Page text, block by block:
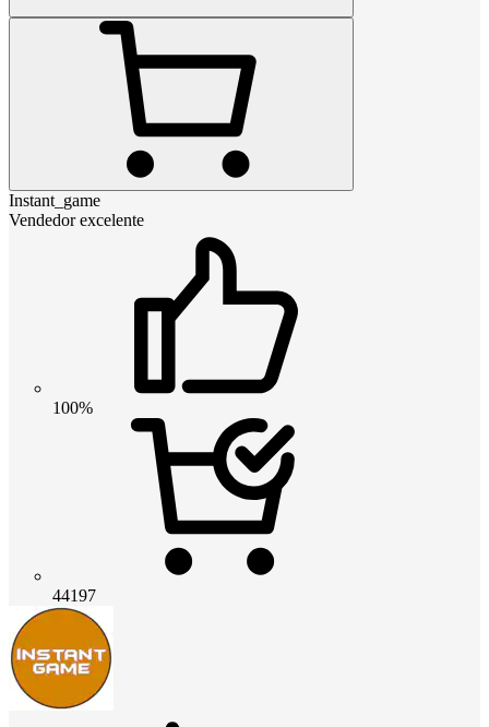
Instant_game
Vendedor excelente
100%
44197